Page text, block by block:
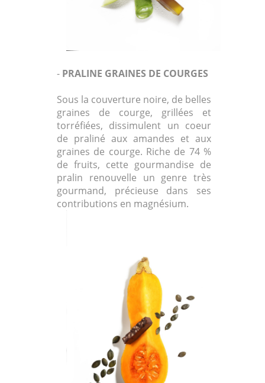
- PRALINE GRAINES DE COURGES
Sous la couverture noire, de belles
graines de courge, grillées et
torréfiées, dissimulent un coeur
de praliné aux amandes et aux
graines de courge. Riche de 74 %
de fruits, cette gourmandise de
pralin renouvelle un genre très
gourmand, précieuse dans ses
contributions en magnésium.